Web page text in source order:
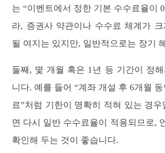
는 “이벤트에서 정한 기본 수수료율이
라, 증권사 약관이나 수수료 체계가
될 여지는 있지만, 일반적으로는 장기
둘째, 몇 개월 혹은 1년 등 기간이 정
니다. 예를 들어 “계좌 개설 후 6개월
료”처럼 기한이 명확히 적혀 있는 경
면 다시 일반 수수료율이 적용되므로,
확인해 두는 것이 좋습니다.